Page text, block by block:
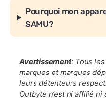
Pourquoi mon
SAMU?
Avertissement: Tous
marques et marques
leurs détenteurs
Outbyte n’est ni affilié